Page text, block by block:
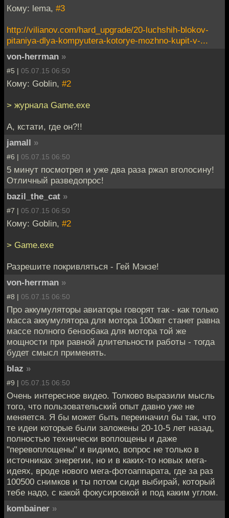
Кому: lema, #3
http://vilianov.com/hard_upgrade/20-luchshih-blokov-
pitaniya-dlya-kompyutera-kotorye-mozhno-kupit-v-...
von-herrman »
#5 | 05.07.15 06:50
Кому: Goblin, #2
> журнала Game.exe
А, кстати, где он?!!
jamall »
#6 | 05.07.15 06:50
5 минут посмотрел и уже два раза ржал вголосину!
Отличный разведопрос!
bazil_the_cat »
#7 | 05.07.15 06:50
Кому: Goblin, #2
> Game.exe
Разрешите покривляться - Гей Мэкзе!
von-herrman »
#8 | 05.07.15 06:50
Про аккумуляторы авиаторы говорят так - как только
масса аккумулятора для мотора 100квт станет равна
массе полного бензобака для мотора той же
мощности при равной длительности работы - тогда
будет смысл применять.
blaz »
#9 | 05.07.15 06:50
Очень интересное видео. Толково выразили мысль
того, что пользовательский опыт давно уже не
меняется. Я бы может быть переиначил бы так, что
те идеи которые были заложены 20-10-5 лет назад,
полностью технически воплощены и даже
"перевоплощены" и видимо, вопрос не только в
источниках энерегии, но и в каких-то новых мега-
идеях, вроде нового мега-фотоаппарата, где за раз
100500 снимков и ты потом сиди выбирай, который
тебе надо, с какой фокусировкой и под каким углом.
kombainer »